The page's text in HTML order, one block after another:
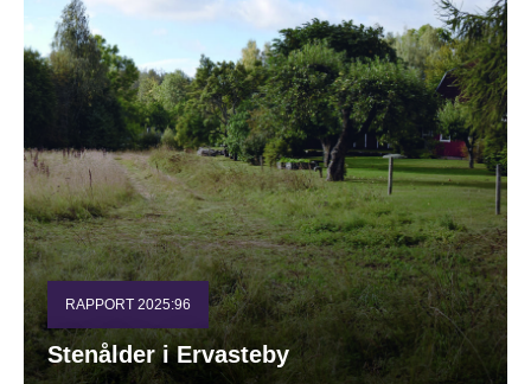
RAPPORT 2025:96
Stenålder i Ervasteby